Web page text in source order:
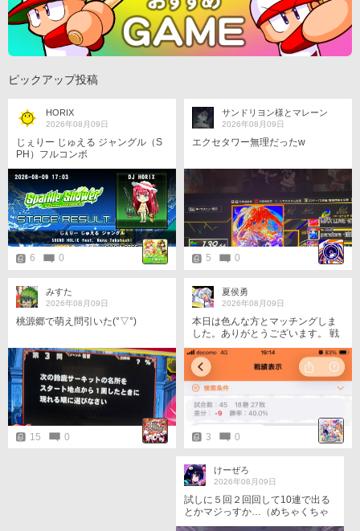
ピックアップ投稿
HORIX
2026年08月09日
じぇりー じゅえる ジャングル（S
PH）フルコンボ
6 0
サンドリヨン様とマレーン
2026年08月09日
エクセタワー無理だったw
5 0
みすた
2026年08月09日
桃源郷で萌え問引いた(°▽°)
15 0
夏侯勇
2026年08月09日
本日は色んな方とマッチングしま
した。ありがとうございます。 戦
前日の戦績と合わせても22勝29敗
ですね。 4連勝した後に怒涛の12
連敗。私が前使うと負けると言わ
んばかりの負けっぷりで、途中か
ら初期ピックをブラスに変更。ブ
ラスだけ戦績が途中プラスになっ
たものの、最終的には負け越し
に。ゲージも半分を切りました。
けばイベント完走してました。最
後だけ追いガチャをやってシロち
ゃんの水着手に入れられたのが唯
一の救いか。
3 0
けーぜろ
2026年08月09日
試しに５回２回回して10連で出る
とかマジっすか…（めちゃくちゃ
嬉しい